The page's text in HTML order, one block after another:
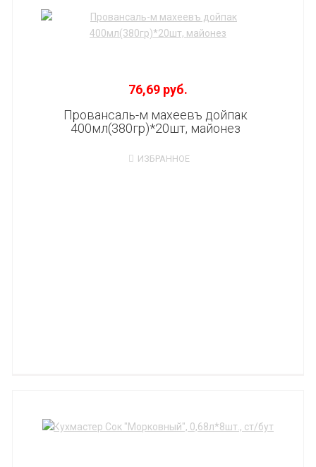
76,69 руб.
Провансаль-м махеевъ дойпак
400мл(380гр)*20шт, майонез
ИЗБРАННОЕ